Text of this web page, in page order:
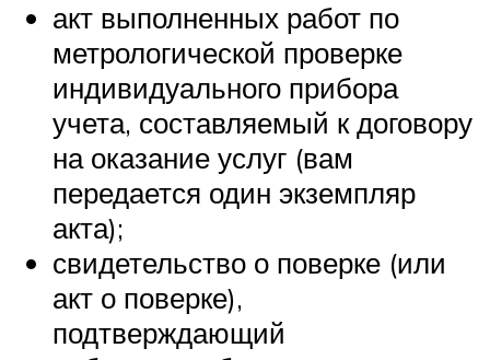
акт выполненных работ по
метрологической проверке
индивидуального прибора
учета, составляемый к договору
на оказание услуг (вам
передается один экземпляр
акта);
свидетельство о поверке (или
акт о поверке),
подтверждающий